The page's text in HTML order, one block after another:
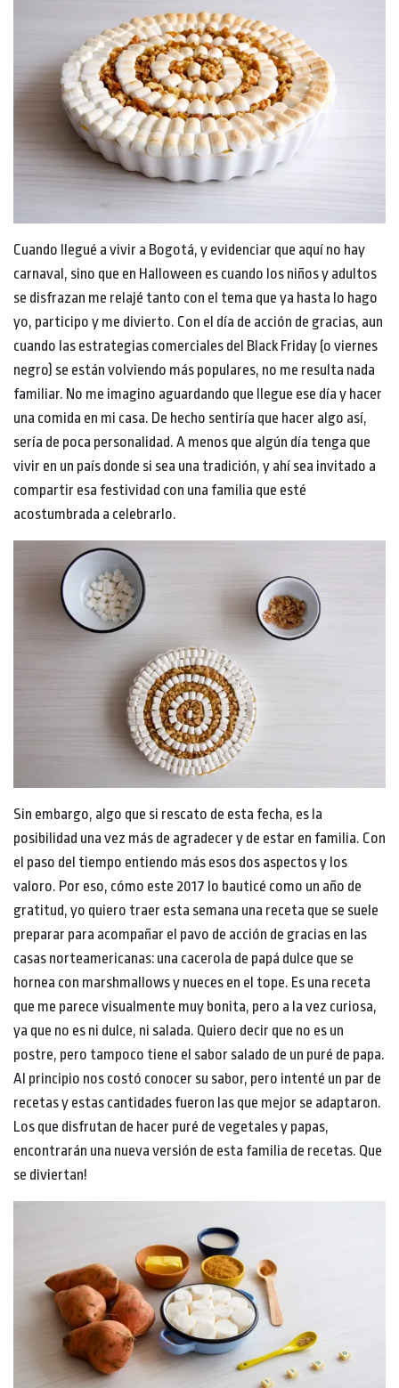
Cuando llegué a vivir a Bogotá, y evidenciar que aquí no hay
carnaval, sino que en Halloween es cuando los niños y adultos
se disfrazan me relajé tanto con el tema que ya hasta lo hago
yo, participo y me divierto. Con el día de acción de gracias, aun
cuando las estrategias comerciales del Black Friday (o viernes
negro) se están volviendo más populares, no me resulta nada
familiar. No me imagino aguardando que llegue ese día y hacer
una comida en mi casa. De hecho sentiría que hacer algo así,
sería de poca personalidad. A menos que algún día tenga que
vivir en un país donde si sea una tradición, y ahí sea invitado a
compartir esa festividad con una familia que esté
acostumbrada a celebrarlo.
Sin embargo, algo que si rescato de esta fecha, es la
posibilidad una vez más de agradecer y de estar en familia. Con
el paso del tiempo entiendo más esos dos aspectos y los
valoro. Por eso, cómo este 2017 lo bauticé como un año de
gratitud, yo quiero traer esta semana una receta que se suele
preparar para acompañar el pavo de acción de gracias en las
casas norteamericanas: una cacerola de papá dulce que se
hornea con marshmallows y nueces en el tope. Es una receta
que me parece visualmente muy bonita, pero a la vez curiosa,
ya que no es ni dulce, ni salada. Quiero decir que no es un
postre, pero tampoco tiene el sabor salado de un puré de papa.
Al principio nos costó conocer su sabor, pero intenté un par de
recetas y estas cantidades fueron las que mejor se adaptaron.
Los que disfrutan de hacer puré de vegetales y papas,
encontrarán una nueva versión de esta familia de recetas. Que
se diviertan!